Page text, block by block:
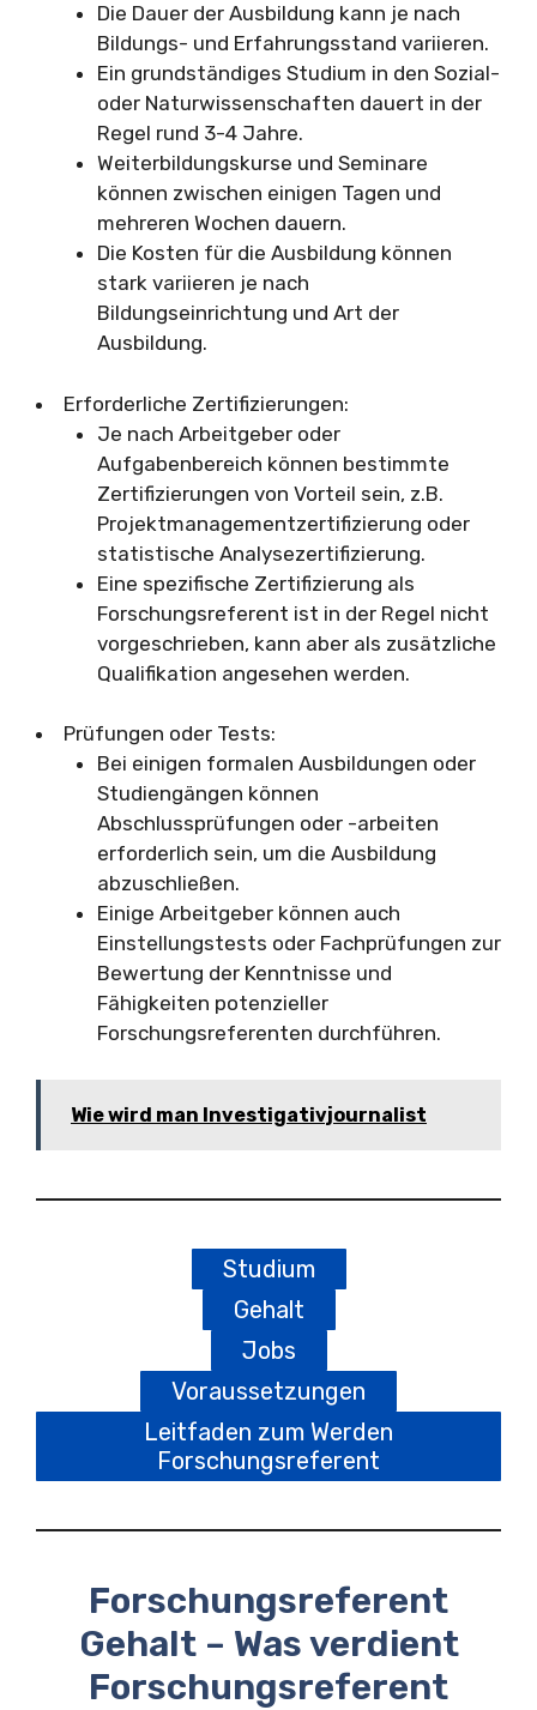
Die Dauer der Ausbildung kann je nach
Bildungs- und Erfahrungsstand variieren.
Ein grundständiges Studium in den Sozial-
oder Naturwissenschaften dauert in der
Regel rund 3-4 Jahre.
Weiterbildungskurse und Seminare
können zwischen einigen Tagen und
mehreren Wochen dauern.
Die Kosten für die Ausbildung können
stark variieren je nach
Bildungseinrichtung und Art der
Ausbildung.
Erforderliche Zertifizierungen:
Je nach Arbeitgeber oder
Aufgabenbereich können bestimmte
Zertifizierungen von Vorteil sein, z.B.
Projektmanagementzertifizierung oder
statistische Analysezertifizierung.
Eine spezifische Zertifizierung als
Forschungsreferent ist in der Regel nicht
vorgeschrieben, kann aber als zusätzliche
Qualifikation angesehen werden.
Prüfungen oder Tests:
Bei einigen formalen Ausbildungen oder
Studiengängen können
Abschlussprüfungen oder -arbeiten
erforderlich sein, um die Ausbildung
abzuschließen.
Einige Arbeitgeber können auch
Einstellungstests oder Fachprüfungen zur
Bewertung der Kenntnisse und
Fähigkeiten potenzieller
Forschungsreferenten durchführen.
Wie wird man Investigativjournalist
Studium
Gehalt
Jobs
Voraussetzungen
Leitfaden zum Werden
Forschungsreferent
Forschungsreferent
Gehalt – Was verdient
Forschungsreferent